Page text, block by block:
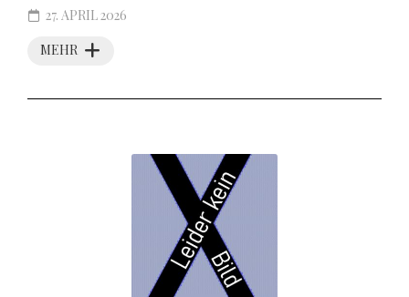
MEHR
27. APRIL 2026